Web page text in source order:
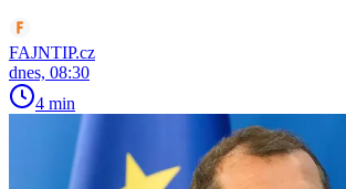
FAJNTIP.cz
dnes, 08:30
4 min